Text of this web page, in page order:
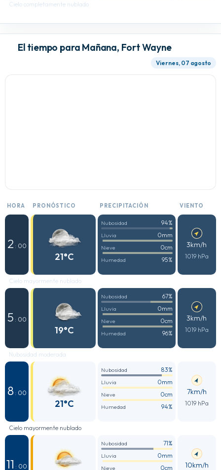
Cielo completamente nublado
El tiempo para Mañana, Fort Wayne
Viernes, 07 agosto
HORA PRONÓSTICO PRECIPITACIÓN VIENTO
2 : 00
21°C
Nubosidad 94%
Lluvia 0mm
Nieve 0cm
Humedad 95%
3km/h
1019 hPa
Cielo mayormente nublado
5 : 00
19°C
Nubosidad 67%
Lluvia 0mm
Nieve 0cm
Humedad 96%
3km/h
1019 hPa
Nubosidad moderada
8 : 00
21°C
Nubosidad 83%
Lluvia 0mm
Nieve 0cm
Humedad 94%
7km/h
1019 hPa
Cielo mayormente nublado
11 : 00
Nubosidad 71%
Lluvia 0mm
Nieve 0cm 10km/h